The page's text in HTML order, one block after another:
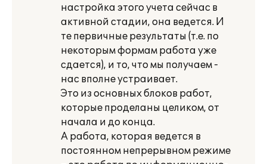
настройка этого учета сейчас в
активной стадии, она ведется. И
те первичные результаты (т.е. по
некоторым формам работа уже
сдается), и то, что мы получаем -
нас вполне устраивает.
Это из основных блоков работ,
которые проделаны целиком, от
начала и до конца.
А работа, которая ведется в
постоянном непрерывном режиме